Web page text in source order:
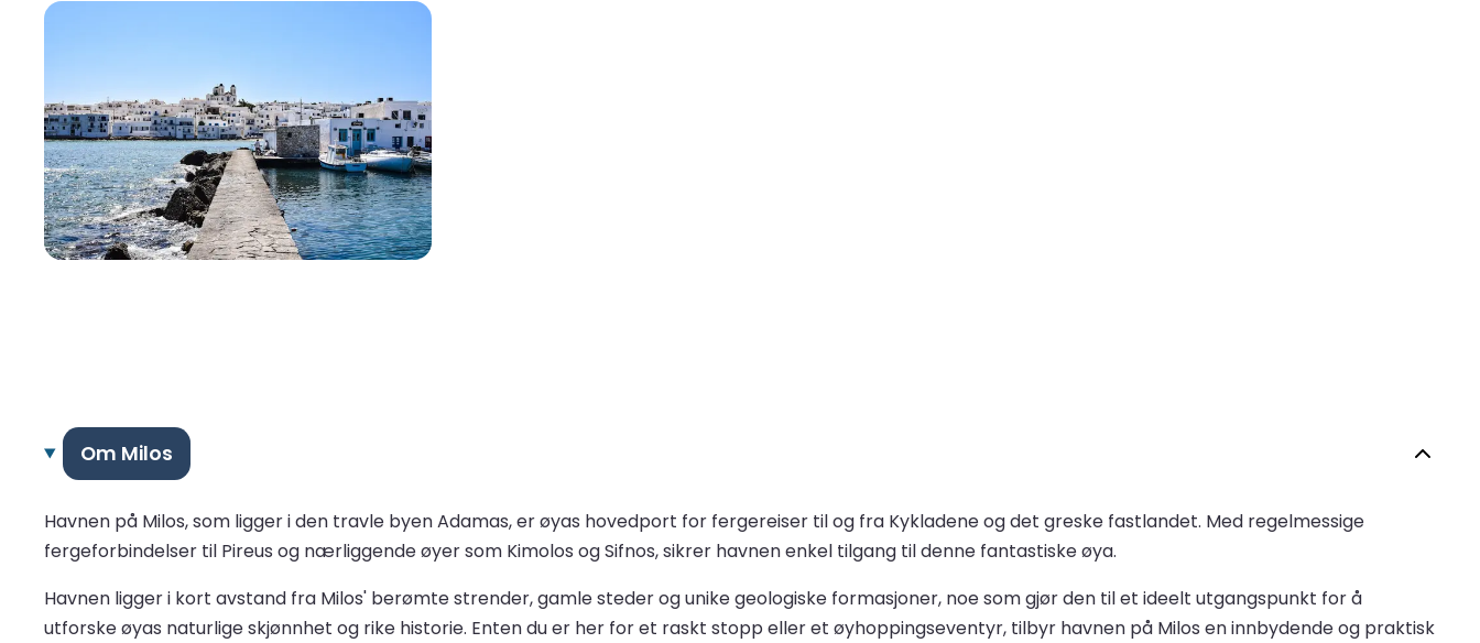
Om Milos
Havnen på Milos, som ligger i den travle byen Adamas, er øyas hovedport for fergereiser til og fra Kykladene og det greske fastlandet. Med regelmessige
fergeforbindelser til Pireus og nærliggende øyer som Kimolos og Sifnos, sikrer havnen enkel tilgang til denne fantastiske øya.
Havnen ligger i kort avstand fra Milos' berømte strender, gamle steder og unike geologiske formasjoner, noe som gjør den til et ideelt utgangspunkt for å
utforske øyas naturlige skjønnhet og rike historie. Enten du er her for et raskt stopp eller et øyhoppingseventyr, tilbyr havnen på Milos en innbydende og praktisk